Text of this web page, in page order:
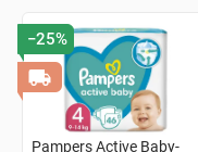
−25%
Pampers Active Baby-